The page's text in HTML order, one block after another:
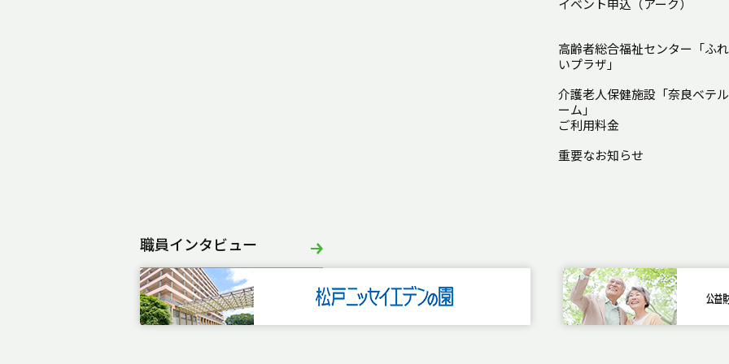
イベント申込（アーク）
高齢者総合福祉センター「ふ
いプラザ」
介護老人保健施設「奈良ベテ
ーム」
ご利用料金
重要なお知らせ
職員インタビュー